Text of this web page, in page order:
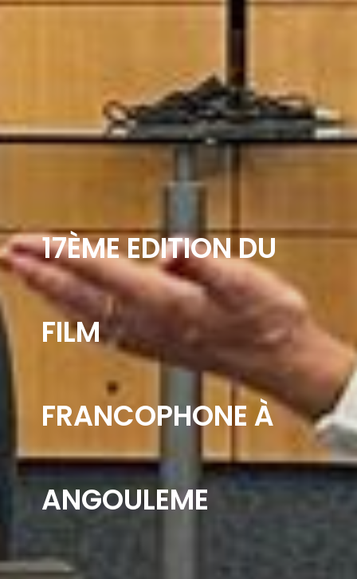
17ÈME EDITION DU
FILM
FRANCOPHONE À
ANGOULEME